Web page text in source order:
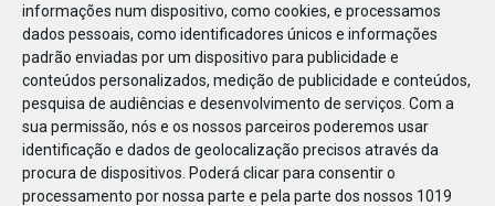
informações num dispositivo, como cookies, e processamos
dados pessoais, como identificadores únicos e informações
padrão enviadas por um dispositivo para publicidade e
conteúdos personalizados, medição de publicidade e conteúdos,
pesquisa de audiências e desenvolvimento de serviços. Com a
sua permissão, nós e os nossos parceiros poderemos usar
identificação e dados de geolocalização precisos através da
procura de dispositivos. Poderá clicar para consentir o
processamento por nossa parte e pela parte dos nossos 1019